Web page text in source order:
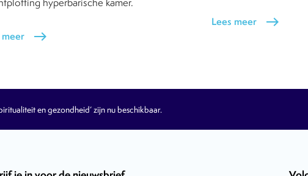
meer east
Lees meer east
en gezondheid’ zijn nu beschikbaar.